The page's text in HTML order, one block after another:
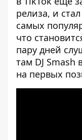
релиза, и
самых
что
пару дней
там DJ Smash
на первых